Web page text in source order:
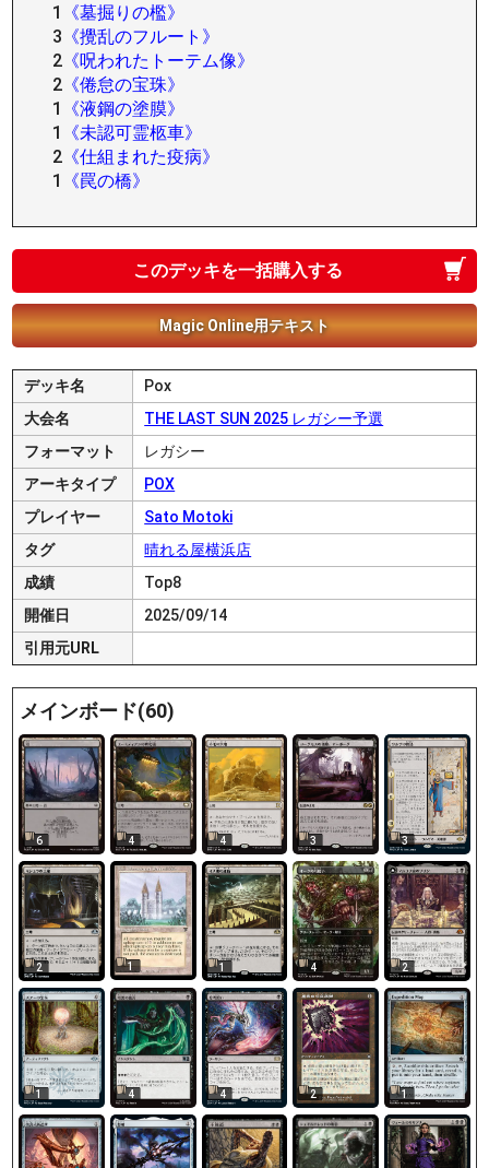
1
《墓掘りの檻》
3 《攪乱のフルート》
2 《呪われたトーテム像》
2 《倦怠の宝珠》
1
《液鋼の塗膜》
1
《未認可霊柩車》
2 《仕組まれた疫病》
1
《罠の橋》
このデッキを一括購入する
Magic Online用テキスト
デッキ名
Pox
大会名
THE LAST SUN 2025 レガシー予選
フォーマット
レガシー
アーキタイプ
POX
プレイヤー
Sato Motoki
タグ
晴れる屋横浜店
成績
Top8
開催日
2025/09/14
引用元URL
メインボード(60)
6 4 4 3 3
2 1 1 4 2
1 4 4 2 1